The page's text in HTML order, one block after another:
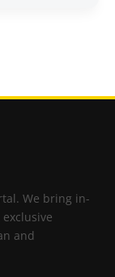
We bring in-
and